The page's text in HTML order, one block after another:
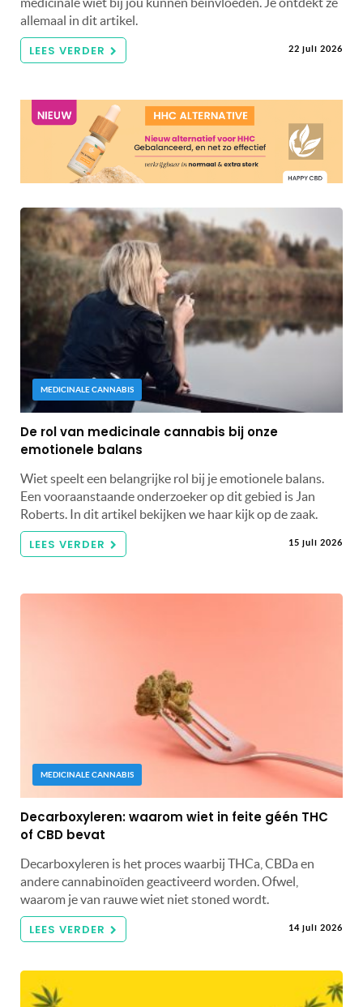
allemaal in dit artikel.
LEES VERDER 22 juli 2026
MEDICINALE CANNABIS
De rol van medicinale cannabis bij onze
emotionele balans
Wiet speelt een belangrijke rol bij je emotionele balans.
Een vooraanstaande onderzoeker op dit gebied is Jan
Roberts. In dit artikel bekijken we haar kijk op de zaak.
LEES VERDER 15 juli 2026
MEDICINALE CANNABIS
Decarboxyleren: waarom wiet in feite géén THC
of CBD bevat
Decarboxyleren is het proces waarbij THCa, CBDa en
andere cannabinoïden geactiveerd worden. Ofwel,
waarom je van rauwe wiet niet stoned wordt.
LEES VERDER 14 juli 2026